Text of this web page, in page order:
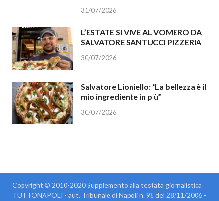
31/07/2026
L’ESTATE SI VIVE AL VOMERO DA
SALVATORE SANTUCCI PIZZERIA
30/07/2026
Salvatore Lioniello: “La bellezza è il
mio ingrediente in più”
30/07/2026
Copyright © 2010-2020 Supplemento alla testata giornalistica
TUTTONAPOLI - aut. Tribunale di Napoli n. 98 del 28/11/2006 -